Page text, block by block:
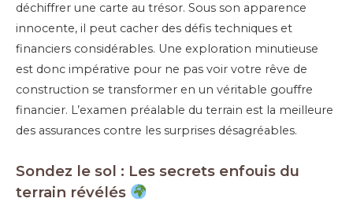
déchiffrer une carte au trésor. Sous son apparence
innocente, il peut cacher des défis techniques et
financiers considérables. Une exploration minutieuse
est donc impérative pour ne pas voir votre rêve de
construction se transformer en un véritable gouffre
financier. L’examen préalable du terrain est la meilleure
des assurances contre les surprises désagréables.
Sondez le sol : Les secrets enfouis du
terrain révélés